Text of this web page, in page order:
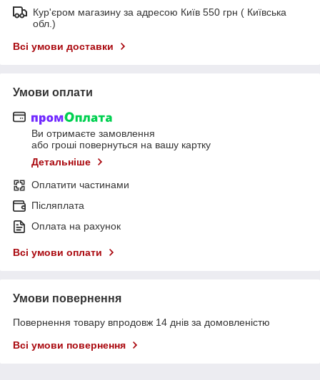
Кур'єром магазину за адресою Київ 550 грн ( Київська
обл.)
Всі умови доставки
Умови оплати
Ви отримаєте замовлення
або гроші повернуться на вашу картку
Детальніше
Оплатити частинами
Післяплата
Оплата на рахунок
Всі умови оплати
Умови повернення
Повернення товару впродовж 14 днів за домовленістю
Всі умови повернення